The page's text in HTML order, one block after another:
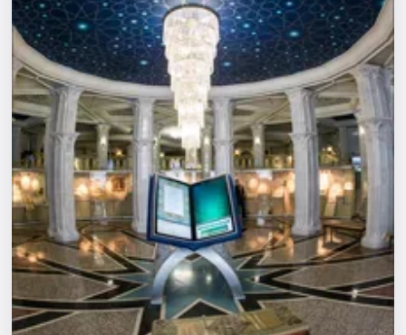
Экскурсии
Спорт
События
Города
Площадки
Артисты
Рейтинги